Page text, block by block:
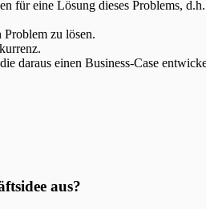
für eine Lösung dieses Problems,
Problem zu lösen.
daraus einen Business-Case
aus?